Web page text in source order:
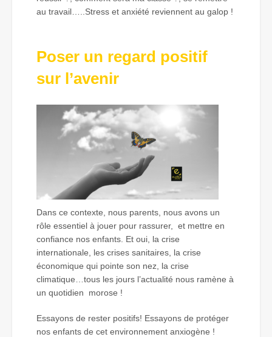
au travail…..Stress et anxiété reviennent au galop !
Poser un regard positif
sur l’avenir
Dans ce contexte, nous parents, nous avons un
rôle essentiel à jouer pour rassurer, et mettre en
confiance nos enfants. Et oui, la crise
internationale, les crises sanitaires, la crise
économique qui pointe son nez, la crise
climatique…tous les jours l’actualité nous ramène à
un quotidien morose !
Essayons de rester positifs! Essayons de protéger
nos enfants de cet environnement anxiogène !